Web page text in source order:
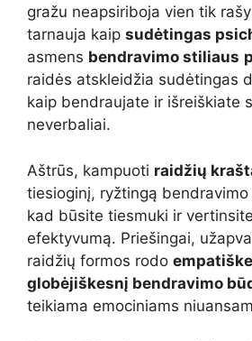
gražu neapsiriboja vien tik
tarnauja kaip sudėtingas
asmens bendravimo stiliaus
raidės atskleidžia sudėtingas
kaip bendraujate ir išreiškiate
neverbaliai.
Aštrūs, kampuoti raidžių
tiesioginį, ryžtingą
kad būsite tiesmuki ir
efektyvumą. Priešingai,
raidžių formos rodo
globėjiškesnį bendravimo
teikiama emociniams